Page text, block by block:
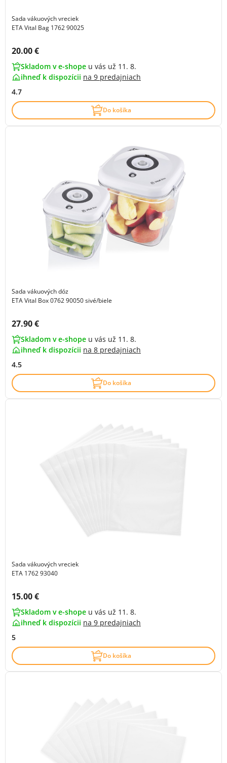
Sada vákuových vreciek
ETA Vital Bag 1762 90025
Cena s DPH:
20.00 €
Skladom v e-shope u vás už 11. 8.
ihneď k dispozícii na 9 predajniach
4.7
Do košíka
Sada vákuových dóz
ETA Vital Box 0762 90050 sivé/biele
Cena s DPH:
27.90 €
Skladom v e-shope u vás už 11. 8.
ihneď k dispozícii na 8 predajniach
4.5
Do košíka
Sada vákuových vreciek
ETA 1762 93040
Cena s DPH:
15.00 €
Skladom v e-shope u vás už 11. 8.
ihneď k dispozícii na 9 predajniach
5
Do košíka